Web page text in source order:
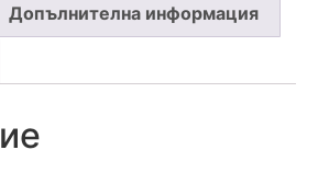
Допълнителна информация